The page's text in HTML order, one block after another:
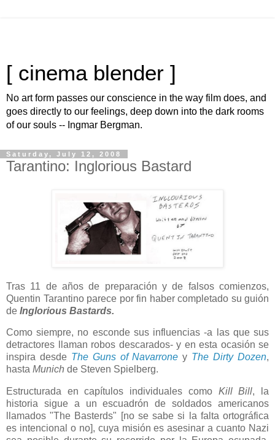
[ cinema blender ]
No art form passes our conscience in the way film does, and
goes directly to our feelings, deep down into the dark rooms
of our souls -- Ingmar Bergman.
Saturday, July 12, 2008
Tarantino: Inglorious Bastard
Tras 11 de años de preparación y de falsos comienzos,
Quentin Tarantino parece por fin haber completado su guión
de Inglorious Bastards.
Como siempre, no esconde sus influencias -a las que sus
detractores llaman robos descarados- y en esta ocasión se
inspira desde The Guns of Navarrone y The Dirty Dozen,
hasta Munich de Steven Spielberg.
Estructurada en capítulos individuales como Kill Bill, la
historia sigue a un escuadrón de soldados americanos
llamados "The Basterds" [no se sabe si la falta ortográfica
es intencional o no], cuya misión es asesinar a cuanto Nazi